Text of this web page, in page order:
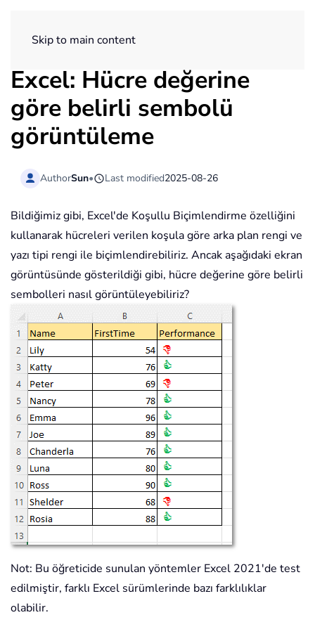
Skip to main content
Excel: Hücre değerine
göre belirli sembolü
görüntüleme
AuthorSun• Last modified2025-08-26
Bildiğimiz gibi, Excel'de Koşullu Biçimlendirme özelliğini
kullanarak hücreleri verilen koşula göre arka plan rengi ve
yazı tipi rengi ile biçimlendirebiliriz. Ancak aşağıdaki ekran
görüntüsünde gösterildiği gibi, hücre değerine göre belirli
sembolleri nasıl görüntüleyebiliriz?
Not: Bu öğreticide sunulan yöntemler Excel 2021'de test
edilmiştir, farklı Excel sürümlerinde bazı farklılıklar
olabilir.